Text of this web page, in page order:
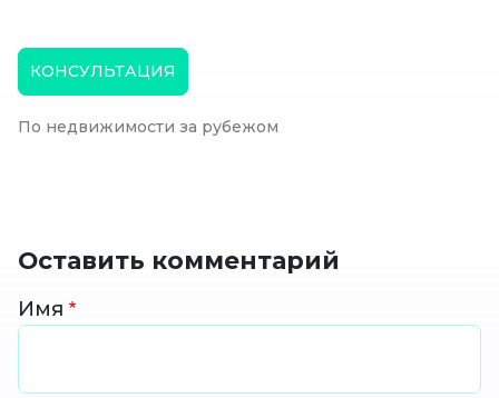
КОНСУЛЬТАЦИЯ
По недвижимости за рубежом
Оставить комментарий
Имя